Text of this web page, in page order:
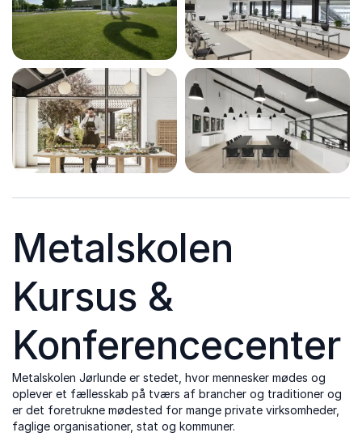
Metalskolen
Kursus &
Konferencecenter
Metalskolen Jørlunde er stedet, hvor mennesker mødes og
oplever et fællesskab på tværs af brancher og traditioner og
er det foretrukne mødested for mange private virksomheder,
faglige organisationer, stat og kommuner.